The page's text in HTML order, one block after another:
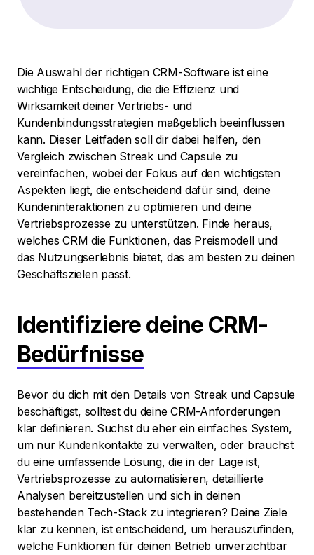
Die Auswahl der richtigen CRM-Software ist eine
wichtige Entscheidung, die die Effizienz und
Wirksamkeit deiner Vertriebs- und
Kundenbindungsstrategien maßgeblich beeinflussen
kann. Dieser Leitfaden soll dir dabei helfen, den
Vergleich zwischen Streak und Capsule zu
vereinfachen, wobei der Fokus auf den wichtigsten
Aspekten liegt, die entscheidend dafür sind, deine
Kundeninteraktionen zu optimieren und deine
Vertriebsprozesse zu unterstützen. Finde heraus,
welches CRM die Funktionen, das Preismodell und
das Nutzungserlebnis bietet, das am besten zu deinen
Geschäftszielen passt.
Identifiziere deine CRM-
Bedürfnisse
Bevor du dich mit den Details von Streak und Capsule
beschäftigst, solltest du deine CRM-Anforderungen
klar definieren. Suchst du eher ein einfaches System,
um nur Kundenkontakte zu verwalten, oder brauchst
du eine umfassende Lösung, die in der Lage ist,
Vertriebsprozesse zu automatisieren, detaillierte
Analysen bereitzustellen und sich in deinen
bestehenden Tech-Stack zu integrieren? Deine Ziele
klar zu kennen, ist entscheidend, um herauszufinden,
welche Funktionen für deinen Betrieb unverzichtbar